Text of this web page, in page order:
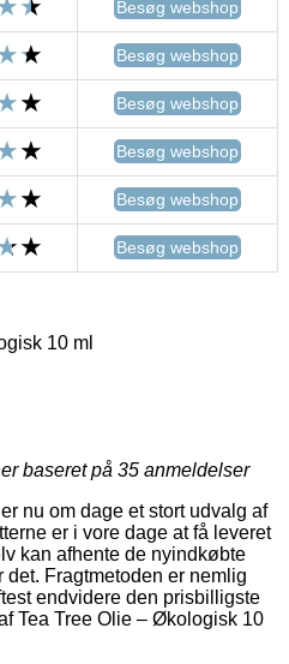
Besøg webshop
Besøg webshop
Besøg webshop
Besøg webshop
Besøg webshop
Besøg webshop
10 ml
baseret på 35 anmeldelser
nu om dage et stort udvalg af
er i vore dage at få leveret
kan afhente de nyindkøbte
Fragtmetoden er nemlig
endvidere den prisbilligste
Tea Tree Olie – Økologisk 10